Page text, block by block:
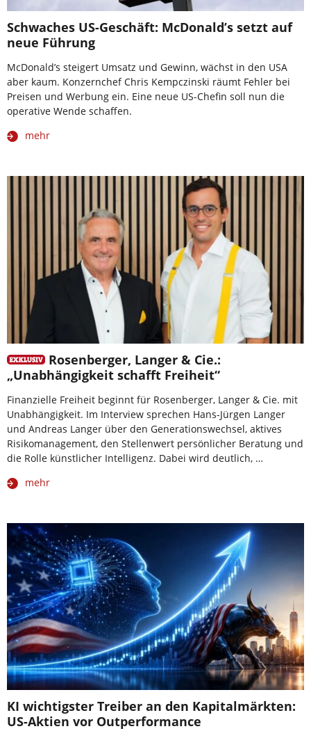
Schwaches US-Geschäft: McDonald’s setzt auf
neue Führung
McDonald’s steigert Umsatz und Gewinn, wächst in den USA
aber kaum. Konzernchef Chris Kempczinski räumt Fehler bei
Preisen und Werbung ein. Eine neue US-Chefin soll nun die
operative Wende schaffen.
mehr
Rosenberger, Langer & Cie.:
„Unabhängigkeit schafft Freiheit“
Finanzielle Freiheit beginnt für Rosenberger, Langer & Cie. mit
Unabhängigkeit. Im Interview sprechen Hans-Jürgen Langer
und Andreas Langer über den Generationswechsel, aktives
Risikomanagement, den Stellenwert persönlicher Beratung und
die Rolle künstlicher Intelligenz. Dabei wird deutlich, …
mehr
KI wichtigster Treiber an den Kapitalmärkten:
US-Aktien vor Outperformance